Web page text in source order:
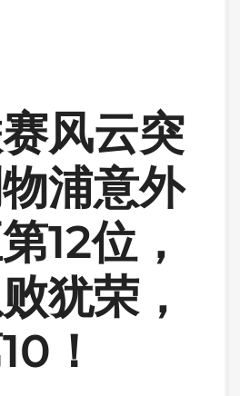
风云突
浦意外
12位，
犹荣，
！